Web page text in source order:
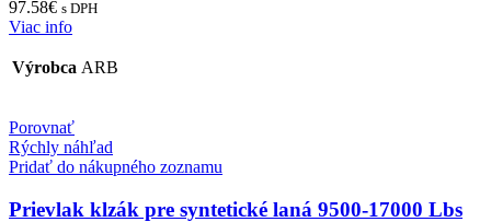
97.58€ s DPH
Viac info
Výrobca ARB
Porovnať
Rýchly náhľad
Pridať do nákupného zoznamu
Prievlak klzák pre syntetické laná 9500-17000 Lbs